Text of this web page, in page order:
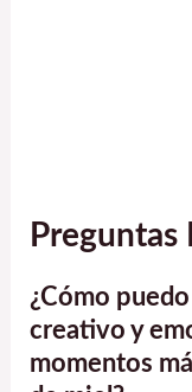
Preguntas
¿Cómo
creativo y
momentos